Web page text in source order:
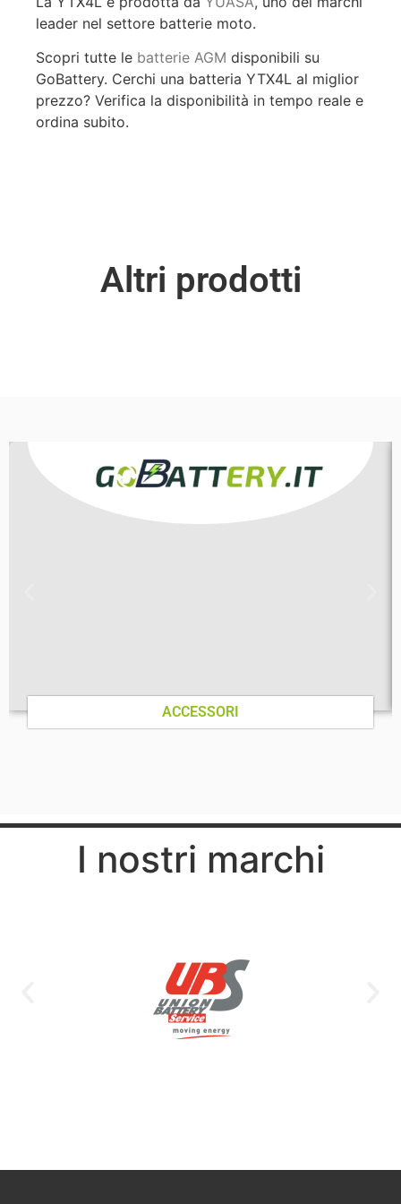
leader nel settore batterie moto.
Scopri tutte le batterie AGM disponibili su
GoBattery. Cerchi una batteria YTX4L al miglior
prezzo? Verifica la disponibilità in tempo reale e
ordina subito.
Altri prodotti
ACCESSORI
I nostri marchi